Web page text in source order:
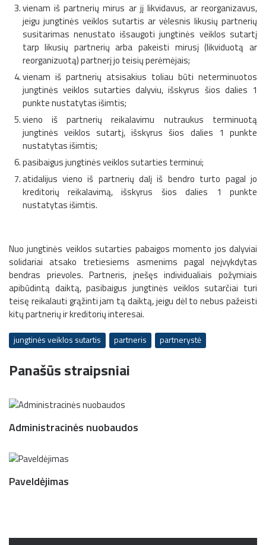
vienam iš partnerių mirus ar jį likvidavus, ar reorganizavus,
jeigu jungtinės veiklos sutartis ar vėlesnis likusių partnerių
susitarimas nenustato išsaugoti jungtinės veiklos sutartį
tarp likusių partnerių arba pakeisti mirusį (likviduotą ar
reorganizuotą) partnerį jo teisių perėmėjais;
vienam iš partnerių atsisakius toliau būti neterminuotos
jungtinės veiklos sutarties dalyviu, išskyrus šios dalies 1
punkte nustatytas išimtis;
vieno iš partnerių reikalavimu nutraukus terminuotą
jungtinės veiklos sutartį, išskyrus šios dalies 1 punkte
nustatytas išimtis;
pasibaigus jungtinės veiklos sutarties terminui;
atidalijus vieno iš partnerių dalį iš bendro turto pagal jo
kreditorių reikalavimą, išskyrus šios dalies 1 punkte
nustatytas išimtis.
Nuo jungtinės veiklos sutarties pabaigos momento jos dalyviai
solidariai atsako tretiesiems asmenims pagal neįvykdytas
bendras prievoles. Partneris, įnešęs individualiais požymiais
apibūdintą daiktą, pasibaigus jungtinės veiklos sutarčiai turi
teisę reikalauti grąžinti jam tą daiktą, jeigu dėl to nebus pažeisti
kitų partnerių ir kreditorių interesai.
jungtinės veiklos sutartis partneris partnerystė
Panašūs straipsniai
Administracinės nuobaudos
Paveldėjimas